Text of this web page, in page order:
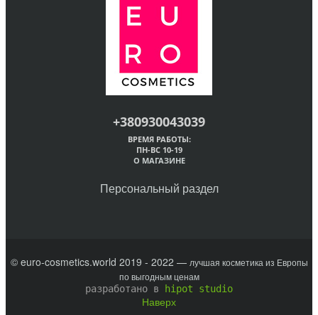
+380930043039
ВРЕМЯ РАБОТЫ:
ПН-ВС 10-19
О МАГАЗИНЕ
Персональный раздел
© euro-cosmetics.world 2019 - 2022 — лучшая косметика из Европы
по выгодным ценам
разработано в
hipot studio
Наверх